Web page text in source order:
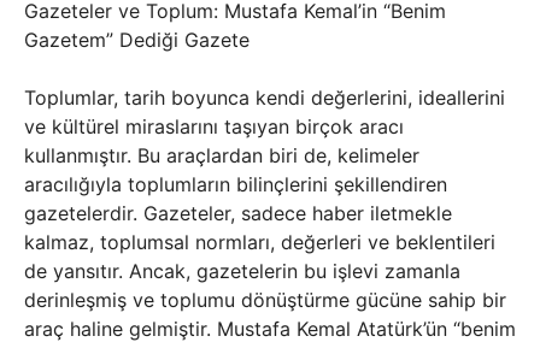
Gazeteler ve Toplum: Mustafa Kemal’in “Benim
Gazetem” Dediği Gazete
Toplumlar, tarih boyunca kendi değerlerini, ideallerini
ve kültürel miraslarını taşıyan birçok aracı
kullanmıştır. Bu araçlardan biri de, kelimeler
aracılığıyla toplumların bilinçlerini şekillendiren
gazetelerdir. Gazeteler, sadece haber iletmekle
kalmaz, toplumsal normları, değerleri ve beklentileri
de yansıtır. Ancak, gazetelerin bu işlevi zamanla
derinleşmiş ve toplumu dönüştürme gücüne sahip bir
araç haline gelmiştir. Mustafa Kemal Atatürk’ün “benim